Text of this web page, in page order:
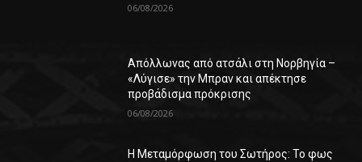
06/08/2026
Απόλλωνας από ατσάλι στη Νορβηγία –
«Λύγισε» την Μπραν και απέκτησε
προβάδισμα πρόκρισης
06/08/2026
Η Μεταμόρφωση του Σωτήρος: Το φως